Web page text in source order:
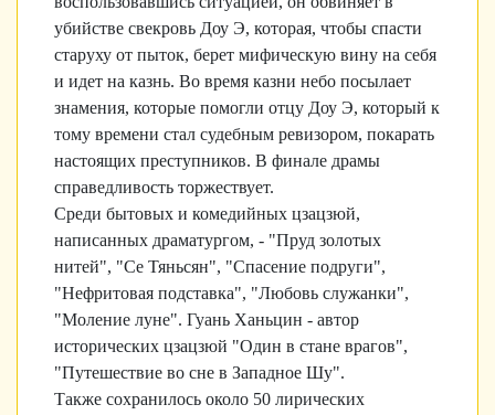
убийстве свекровь Доу Э, которая, чтобы спасти
старуху от пыток, берет мифическую вину на себя
и идет на казнь. Во время казни небо посылает
знамения, которые помогли отцу Доу Э, который к
тому времени стал судебным ревизором, покарать
настоящих преступников. В финале драмы
справедливость торжествует.
Среди бытовых и комедийных цзацзюй,
написанных драматургом, - "Пруд золотых
нитей", "Се Тяньсян", "Спасение подруги",
"Нефритовая подставка", "Любовь служанки",
"Моление луне". Гуань Ханьцин - автор
исторических цзацзюй "Один в стане врагов",
"Путешествие во сне в Западное Шу".
Также сохранилось около 50 лирических